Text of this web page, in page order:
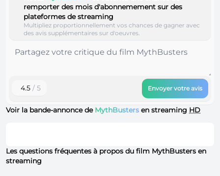
remporter des mois d'abonnemement sur des
plateformes de streaming
Multipliez proportionnellement vos chances de gagner avec
des avis supplémentaires sur d'oeuvres.
4.5 / 5 Envoyer votre avis
Voir la bande-annonce de MythBusters en streaming HD
Les questions fréquentes à propos du film MythBusters en
streaming